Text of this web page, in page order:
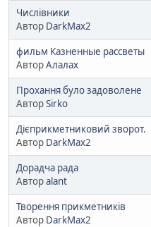
Числівники
Автор DarkMax2
фильм Казненные рассветы
АвторАлалах
Прохання було задоволене
АвторSirko
Дієприкметниковий зворот.
Автор DarkMax2
Дорадча рада
Авторalant
Творення прикметників
Автор DarkMax2